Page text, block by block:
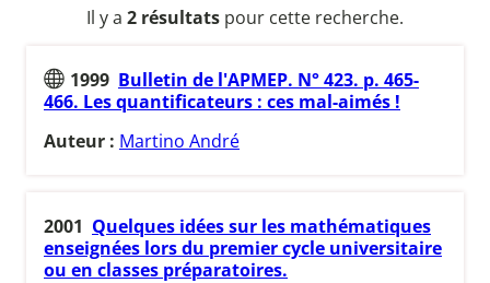
Il y a 2 résultats pour cette recherche.
1999 Bulletin de l'APMEP. N° 423. p. 465-
466. Les quantificateurs : ces mal-aimés !
Auteur : Martino André
2001 Quelques idées sur les mathématiques
enseignées lors du premier cycle universitaire
ou en classes préparatoires.